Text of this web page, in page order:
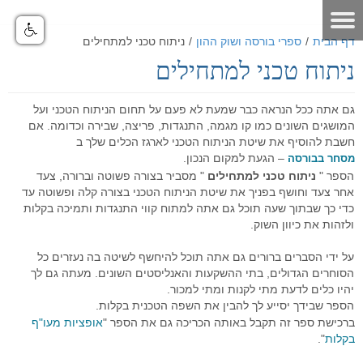
דף הבית / ספרי בורסה ושוק ההון / ניתוח טכני למתחילים
ניתוח טכני למתחילים
גם אתה ככל הנראה כבר שמעת לא פעם על תחום הניתוח הטכני ועל
המושגים השונים כמו קו מגמה, התנגדות, פריצה, שבירה וכדומה. אם
חשבת להוסיף את שיטת הניתוח הטכני לארגז הכלים שלך ב
מסחר בבורסה – הגעת למקום הנכון.
הספר " ניתוח טכני למתחילים " מסביר בצורה פשוטה וברורה, צעד
אחר צעד וחושף בפניך את שיטת הניתוח הטכני בצורה קלה ופשוטה עד
כדי כך שבתוך שעה תוכל גם אתה למתוח קווי התנגדות ותמיכה בקלות
ולזהות את כיוון השוק.
על ידי הסברים ברורים גם אתה תוכל להיחשף לשיטה בה נעזרים כל
הסוחרים הגדולים, בתי ההשקעות והאנליסטים השונים. מעתה גם לך
יהיו כלים לדעת מתי לקנות ומתי למכור.
הספר שבידך יסייע לך להבין את השפה הטכנית בקלות.
ברכישת ספר זה תקבל באותה הכריכה גם את הספר "אופציות מעו"ף
בקלות".
דף הבית
אודות
אודות האתר
אודות חברת GO4IT
הסיכון במסחר בבורסה
הטכנולוגיה
מאמרים
מאמרים שוק ההון
מונחי שוק ההון
כלים לסוחר
כלים לסוחר
כלים למסחר בישראל
כלים למסחר בחול
כלים לתחזוקת המחשב
קישורים שימושיים
נתונים כלכליים
מחשבון המרת מטבעות
יומן אירועים כלכליים עולמי - יומי
מחשבון פיבוט
פורום שוק ההון
פורום אופציות מעוף
פורום ניתוח טכני
פורום מסחר אוטומטי
הכר את מערכת המסחר
הכר את מערכת המסחר
סרטוני הדרכה - לשוניות המערכת
סרטוני הדרכה כלליים
מערכת מסחר
מערכת מסחר אוטומטי GO4IT
מסחר אוטומטי
מסחר אוטומטי במטח
מסחר עצמאי בבורסה